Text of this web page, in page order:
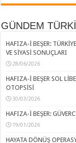
GÜNDEM
HAFIZA-İ BEŞER:
VE SİYASİ SONUÇLARI
28/06/2026
HAFIZA-İ BEŞER SOL
OTOPSİSİ
30/03/2026
HAFIZA-İ BEŞER:
19/01/2026
HAYATA DÖNÜŞ